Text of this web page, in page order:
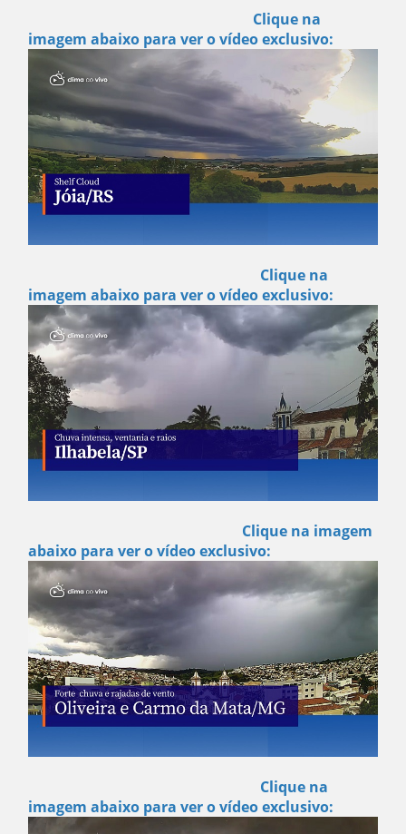
Clique na
imagem abaixo para ver o vídeo exclusivo:
Clique na
imagem abaixo para ver o vídeo exclusivo:
Clique na imagem
abaixo para ver o vídeo exclusivo:
Clique na
imagem abaixo para ver o vídeo exclusivo: